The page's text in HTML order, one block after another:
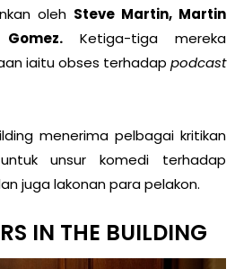
oleh Steve Martin, Martin
Ketiga-tiga mereka
iaitu obses terhadap podcast
menerima pelbagai kritikan
unsur komedi terhadap
juga lakonan para pelakon.
IN THE BUILDING